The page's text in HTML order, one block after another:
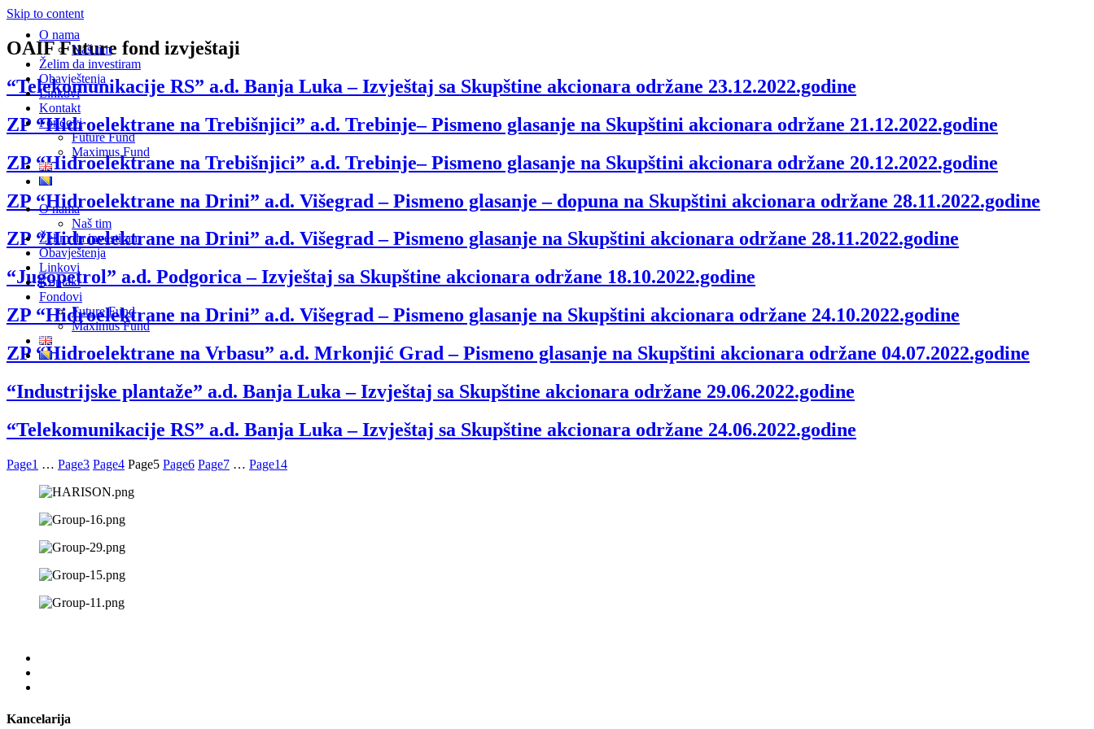
Skip to content
O nama
Naš tim
Želim da investiram
Obavještenja
Linkovi
Kontakt
Fondovi
Future Fund
Maximus Fund
O nama
Naš tim
Želim da investiram
Obavještenja
Linkovi
Kontakt
Fondovi
Future Fund
Maximus Fund
OAIF Future fond izvještaji
“Telekomunikacije RS” a.d. Banja Luka – Izvještaj sa Skupštine akcionara održane 23.12.2022.godine
ZP “Hidroelektrane na Trebišnjici” a.d. Trebinje– Pismeno glasanje na Skupštini akcionara održane 21.12.2022.godine
ZP “Hidroelektrane na Trebišnjici” a.d. Trebinje– Pismeno glasanje na Skupštini akcionara održane 20.12.2022.godine
ZP “Hidroelektrane na Drini” a.d. Višegrad – Pismeno glasanje – dopuna na Skupštini akcionara održane 28.11.2022.godine
ZP “Hidroelektrane na Drini” a.d. Višegrad – Pismeno glasanje na Skupštini akcionara održane 28.11.2022.godine
“Jugopetrol” a.d. Podgorica – Izvještaj sa Skupštine akcionara održane 18.10.2022.godine
ZP “Hidroelektrane na Drini” a.d. Višegrad – Pismeno glasanje na Skupštini akcionara održane 24.10.2022.godine
ZP “Hidroelektrane na Vrbasu” a.d. Mrkonjić Grad – Pismeno glasanje na Skupštini akcionara održane 04.07.2022.godine
“Industrijske plantaže” a.d. Banja Luka – Izvještaj sa Skupštine akcionara održane 29.06.2022.godine
“Telekomunikacije RS” a.d. Banja Luka – Izvještaj sa Skupštine akcionara održane 24.06.2022.godine
Page1 … Page3 Page4 Page5 Page6 Page7 … Page14
Kancelarija